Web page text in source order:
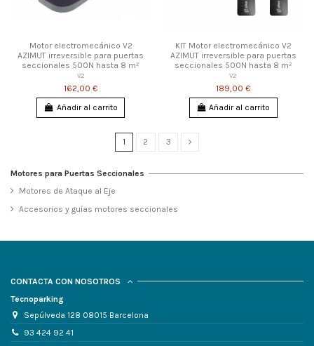
Motor electromecánico V2
AZIMUT irreversible para puertas
seccionales 500N hasta 8 m²
V2
162,00 €
Añadir al carrito
KIT Motor electromecánico V2
AZIMUT irreversible para puertas
seccionales 500N hasta 8 m²
V2
189,00 €
Añadir al carrito
1 2 3
Motores para Puertas Seccionales
Motores de Ataque al Eje
Accesorios y guías motores seccionales
CONTACTA CON NOSOTROS
Tecnoparking
Sepúlveda 128 08015 Barcelona
93 424 92 41